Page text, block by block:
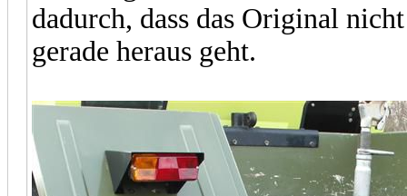
dadurch, dass das Original
gerade heraus geht.